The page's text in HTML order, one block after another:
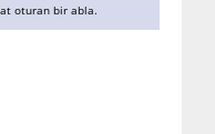
oturan bir abla.